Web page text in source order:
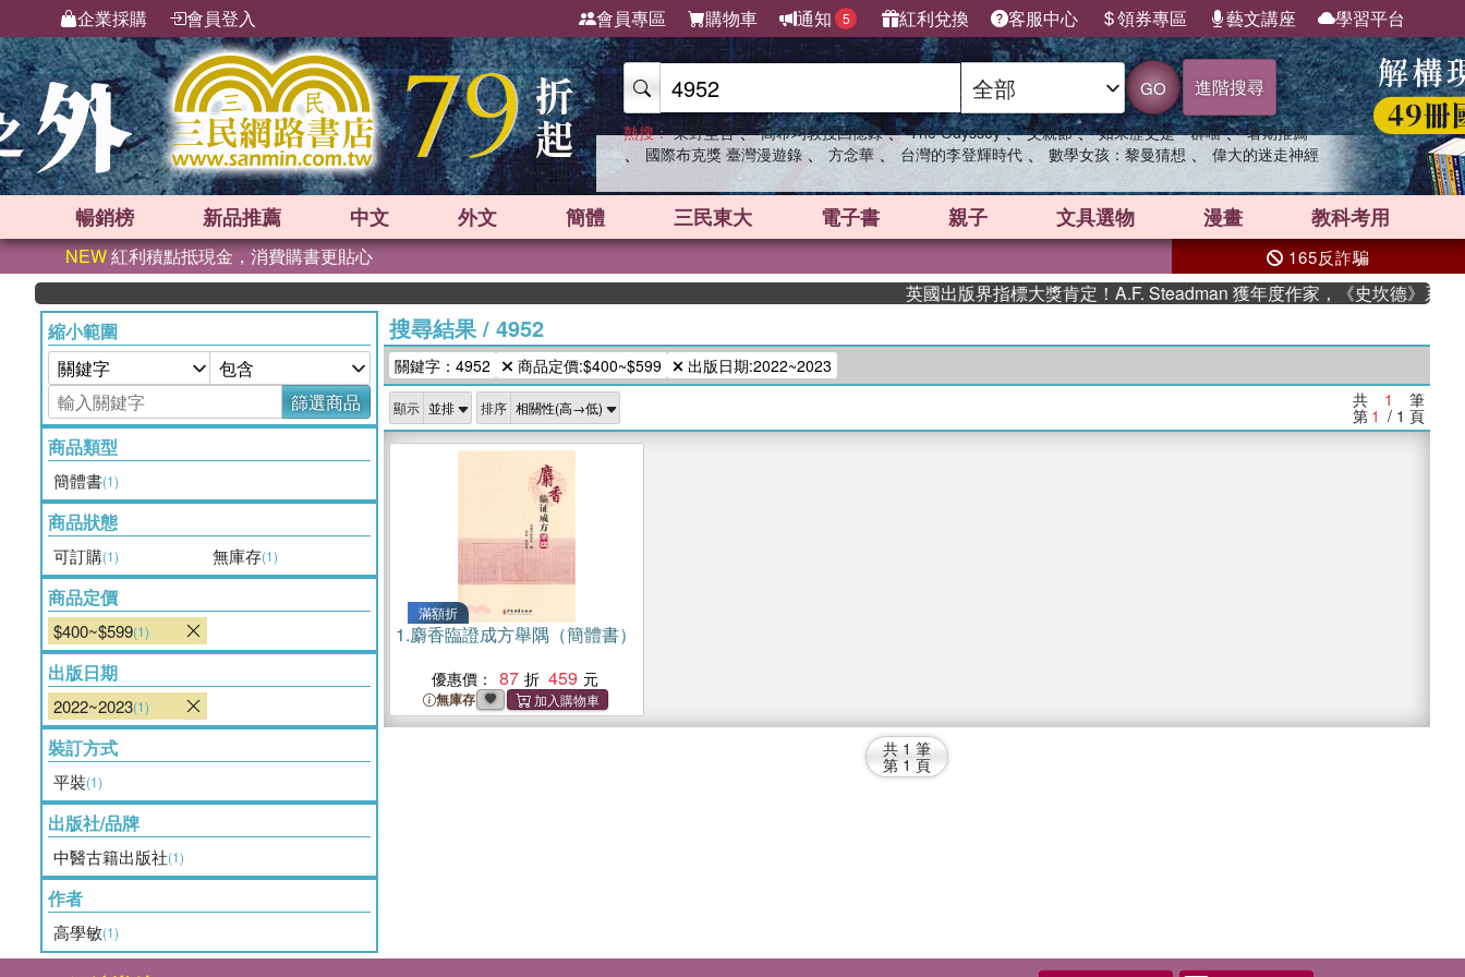
企業採購 會員登入 會員專區 購物車 通知 5 紅利兌換 客服中心 領券專區 藝文講座 學習平台
GO 進階搜尋
熱搜： 東野圭吾 、 高希均教授回憶錄 、 The Odyssey 、 父親節 、 如果歷史是一群喵 、 暑期推薦
、 國際布克獎 臺灣漫遊錄 、 方念華 、 台灣的李登輝時代 、 數學女孩：黎曼猜想 、 偉大的迷走神經
暢銷榜 新品推薦 中文 外文 簡體 三民東大 電子書 親子 文具選物 漫畫 教科考用
NEW紅利積點抵現金，消費購書更貼心 165反詐騙
英國出版界指標大獎肯定！A.F. Steadman 獲年度作家，《史坎德》系列帶
縮小範圍
篩選商品
商品類型
簡體書(1)
商品狀態
可訂購(1) 無庫存(1)
商品定價
$400~$599(1)
出版日期
2022~2023(1)
裝訂方式
平裝(1)
出版社/品牌
中醫古籍出版社(1)
作者
高學敏(1)
搜尋結果/ 4952
關鍵字：4952 商品定價:$400~$599 出版日期:2022~2023
顯示 排序 共 1 筆
第 1 / 1 頁
滿額折
1.麝香臨證成方舉隅（簡體書）
優惠價： 87 459
無庫存
共 1 筆
第 1 頁